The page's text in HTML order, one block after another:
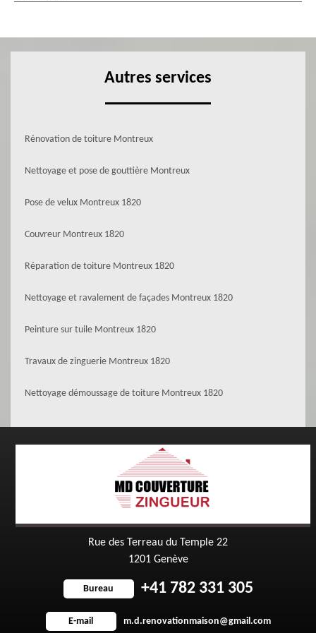
Autres services
Rénovation de toiture Montreux
Nettoyage et pose de gouttière Montreux
Pose de velux Montreux 1820
Couvreur Montreux 1820
Réparation de toiture Montreux 1820
Nettoyage et ravalement de façades Montreux 1820
Peinture sur tuile Montreux 1820
Travaux de zinguerie Montreux 1820
Nettoyage démoussage de toiture Montreux 1820
Rue des Terreau du Temple 22
1201 Genève
Bureau +41 782 331 305
E-mail m.d.renovationmaison@gmail.com